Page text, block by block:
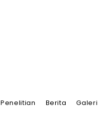
Penelitian Berita Galeri